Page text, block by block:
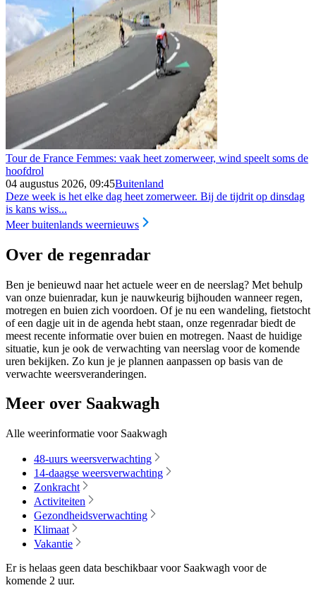
Tour de France Femmes: vaak heet zomerweer, wind speelt soms de
hoofdrol
04 augustus 2026, 09:45Buitenland
Deze week is het elke dag heet zomerweer. Bij de tijdrit op dinsdag
is kans wiss...
Meer buitenlands weernieuws
Over de regenradar
Ben je benieuwd naar het actuele weer en de neerslag? Met behulp
van onze buienradar, kun je nauwkeurig bijhouden wanneer regen,
motregen en buien zich voordoen. Of je nu een wandeling, fietstocht
of een dagje uit in de agenda hebt staan, onze regenradar biedt de
meest recente informatie over buien en motregen. Naast de huidige
situatie, kun je ook de verwachting van neerslag voor de komende
uren bekijken. Zo kun je je plannen aanpassen op basis van de
verwachte weersveranderingen.
Meer over Saakwagh
Alle weerinformatie voor Saakwagh
48-uurs weersverwachting
14-daagse weersverwachting
Zonkracht
Activiteiten
Gezondheidsverwachting
Klimaat
Vakantie
Er is helaas geen data beschikbaar voor Saakwagh voor de
komende 2 uur.